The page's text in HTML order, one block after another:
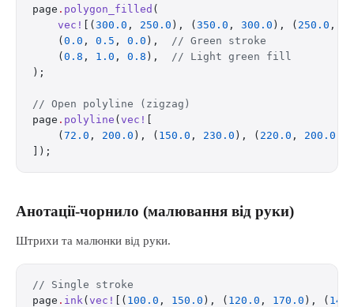
page . polygon_filled (
    vec!
[( 300.0 , 250.0 ), ( 350.0 , 300.0 ), ( 250.0 ,
    (
0.0 , 0.5 , 0.0 ), // Green stroke
    (
0.8 , 1.0 , 0.8 ), // Light green fill
);
// Open polyline (zigzag)
page . polyline ( vec!
    (
72.0 , 200.0 ), ( 150.0 , 230.0 ), ( 220.0 , 200.0
]);
Анотації-чорнило (малювання від руки)
Штрихи та малюнки від руки.
// Single stroke
page . ink( vec! [( 100.0 , 150.0 ), ( 120.0 , 170.0 ), (